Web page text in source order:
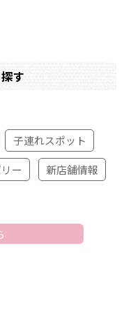
す
子連れスポット
ー
新店舗情報